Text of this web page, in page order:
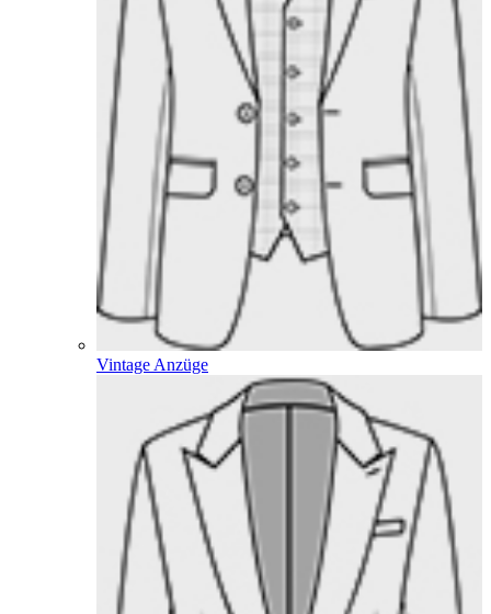
Vintage Anzüge